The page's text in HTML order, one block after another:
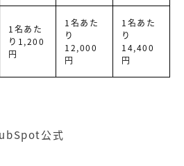
1名あた
り1,200
円
1名あた
り
12,000
円
1名あた
り
14,400
円
公式